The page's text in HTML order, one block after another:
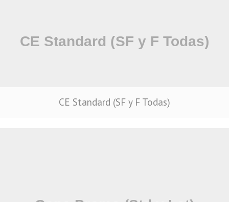
CE Standard (SF y F Todas)